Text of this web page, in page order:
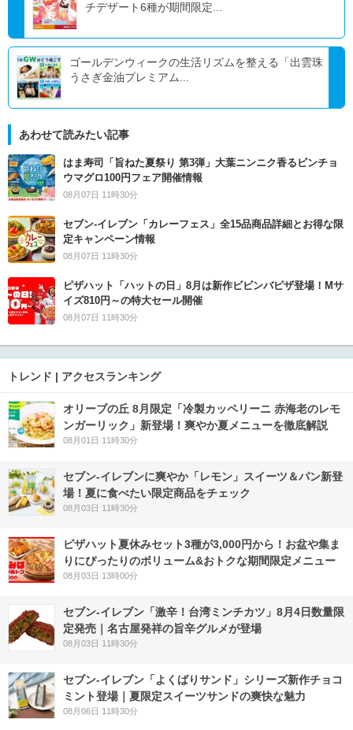
チデザート6種が期間限定...
ゴールデンウィークの生活リズムを整える「出雲珠
うさぎ金油プレミアム...
あわせて読みたい記事
はま寿司「旨ねた夏祭り 第3弾」大葉ニンニク香るビンチョ
ウマグロ100円フェア開催情報
08月07日 11時30分
セブン‐イレブン「カレーフェス」全15品商品詳細とお得な限
定キャンペーン情報
08月07日 11時30分
ピザハット「ハットの日」8月は新作ビビンバピザ登場！Mサ
イズ810円～の特大セール開催
08月07日 11時30分
トレンド | アクセスランキング
オリーブの丘 8月限定「冷製カッペリーニ 赤海老のレモ
ンガーリック」新登場！爽やか夏メニューを徹底解説
08月01日 11時30分
セブン‐イレブンに爽やか「レモン」スイーツ＆パン新登
場！夏に食べたい限定商品をチェック
08月03日 11時30分
ピザハット夏休みセット3種が3,000円から！お盆や集ま
りにぴったりのボリューム&おトクな期間限定メニュー
08月03日 13時00分
セブン-イレブン「激辛！台湾ミンチカツ」8月4日数量限
定発売｜名古屋発祥の旨辛グルメが登場
08月03日 11時30分
セブン‐イレブン「よくばりサンド」シリーズ新作チョコ
ミント登場｜夏限定スイーツサンドの爽快な魅力
08月06日 11時30分